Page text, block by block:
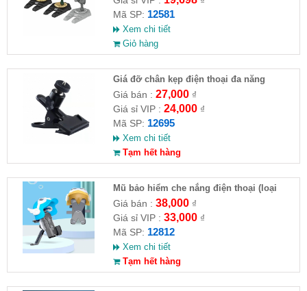
Mã SP: 12581
Xem chi tiết
Giỏ hàng
Giá đỡ chân kẹp điện thoại đa năng
Giá bán : 27,000₫
Giá sỉ VIP : 24,000₫
Mã SP: 12695
Xem chi tiết
Tạm hết hàng
Mũ bảo hiểm che nắng điện thoại (loại
nhỏ)
Giá bán : 38,000₫
Giá sỉ VIP : 33,000₫
Mã SP: 12812
Xem chi tiết
Tạm hết hàng